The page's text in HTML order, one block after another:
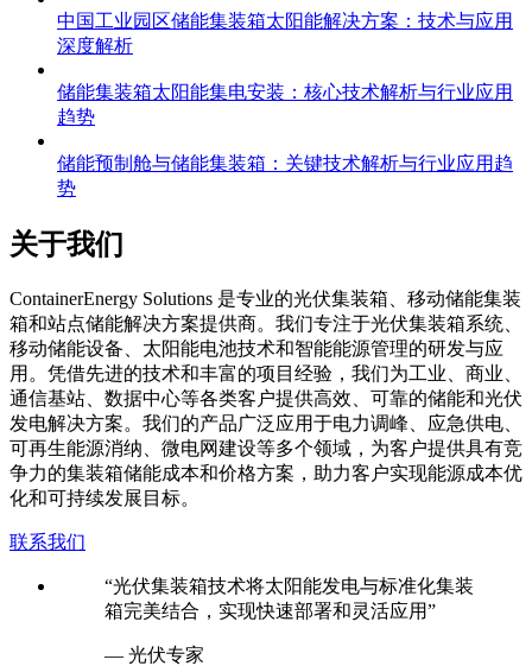
中国工业园区储能集装箱太阳能解决方案：技术与应用
深度解析
储能集装箱太阳能集电安装：核心技术解析与行业应用
趋势
储能预制舱与储能集装箱：关键技术解析与行业应用趋
势
关于我们
ContainerEnergy Solutions 是专业的光伏集装箱、移动储能集装
箱和站点储能解决方案提供商。我们专注于光伏集装箱系统、
移动储能设备、太阳能电池技术和智能能源管理的研发与应
用。凭借先进的技术和丰富的项目经验，我们为工业、商业、
通信基站、数据中心等各类客户提供高效、可靠的储能和光伏
发电解决方案。我们的产品广泛应用于电力调峰、应急供电、
可再生能源消纳、微电网建设等多个领域，为客户提供具有竞
争力的集装箱储能成本和价格方案，助力客户实现能源成本优
化和可持续发展目标。
联系我们
“光伏集装箱技术将太阳能发电与标准化集装
箱完美结合，实现快速部署和灵活应用”
— 光伏专家